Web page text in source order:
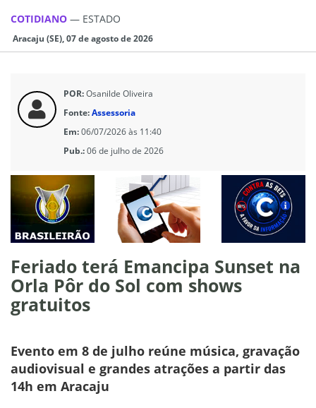
COTIDIANO — ESTADO
Aracaju (SE), 07 de agosto de 2026
POR:Osanilde Oliveira
Fonte:Assessoria
Em:06/07/2026 às 11:40
Pub.:06 de julho de 2026
Feriado terá Emancipa Sunset na
Orla Pôr do Sol com shows
gratuitos
Evento em 8 de julho reúne música, gravação
audiovisual e grandes atrações a partir das
14h em Aracaju